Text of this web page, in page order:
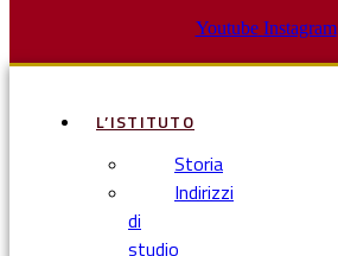
Youtube Instagram
L’ISTITUTO
Storia
Indirizzi
di
studio